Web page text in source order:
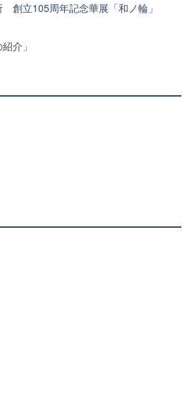
立105周年記念華展「和ノ輪」
介」